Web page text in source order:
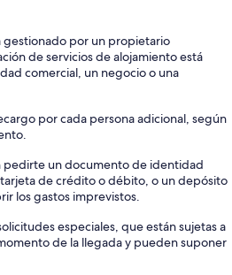
gestionado por un propietario
de servicios de alojamiento está
comercial, un negocio o una
por cada persona adicional, según
pedirte un documento de identidad
de crédito o débito, o un depósito
los gastos imprevistos.
especiales, que están sujetas a
de la llegada y pueden suponer